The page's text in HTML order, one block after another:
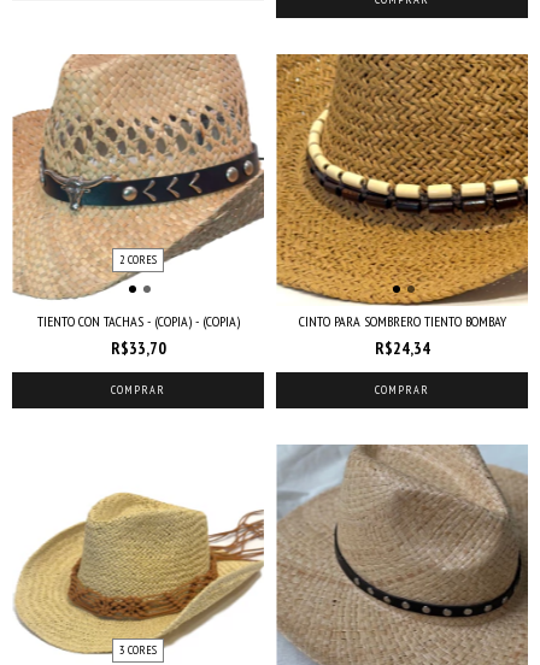
2 CORES
TIENTO CON TACHAS - (COPIA) - (COPIA)
R$33,70
COMPRAR
CINTO PARA SOMBRERO TIENTO BOMBAY
R$24,34
COMPRAR
3 CORES